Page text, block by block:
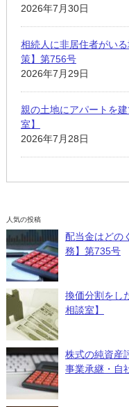
2026年7月30日
相続人に非居住者がい
策】第756号
2026年7月29日
親の土地にアパートを
室】
2026年7月28日
人気の投稿
配当金はどの
務】第735号
換価分割をし
相談室】
株式の純資産
事業承継・自